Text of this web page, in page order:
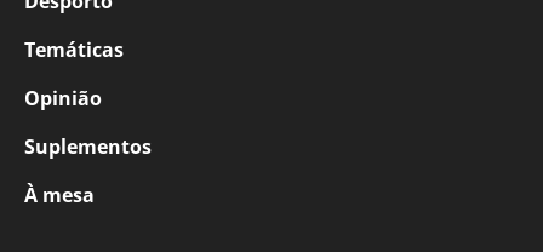
Temáticas
Opinião
Suplementos
À mesa